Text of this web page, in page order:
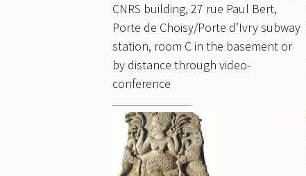
CNRS building, 27 rue Paul Bert,
Porte de Choisy/Porte d’Ivry subway
station, room C in the basement or
by distance through video-
conference